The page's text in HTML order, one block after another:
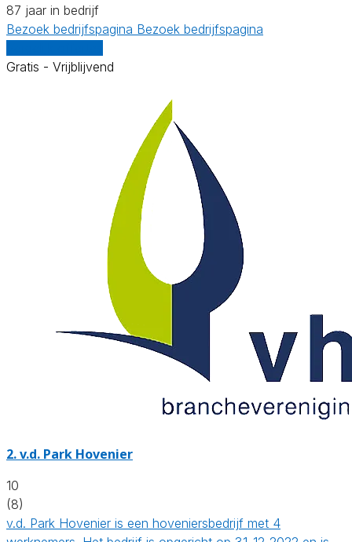
87 jaar in bedrijf
Bezoek bedrijfspagina Bezoek bedrijfspagina
Gratis - Vrijblijvend
2.v.d. Park Hovenier
10
(8)
v.d. Park Hovenier is een hoveniersbedrijf met 4